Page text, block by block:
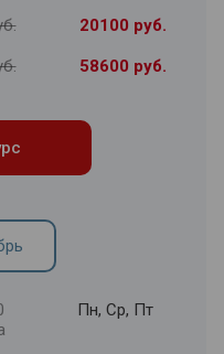
20100 руб.
58600 руб.
Пн, Ср, Пт